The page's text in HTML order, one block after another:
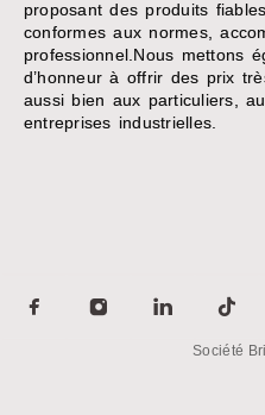
proposant des produits
conformes aux normes,
professionnel.Nous mettons
d’honneur à offrir des prix
aussi bien aux particuliers,
entreprises industrielles.
Société